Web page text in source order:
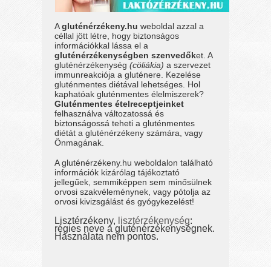
Agluténérzékeny.hu weboldal azzal a
céllal jött létre, hogy biztonságos
információkkal lássa el a
gluténérzékenységben szenvedőket. A
gluténérzékenység(cöliákia) a szervezet
immunreakciója a gluténere. Kezelése
gluténmentes diétával lehetséges. Hol
kaphatóak gluténmentes élelmiszerek?
Gluténmentes ételreceptjeinket
felhasználva változatossá és
biztonságossá teheti a gluténmentes
diétát a gluténérzékeny számára, vagy
Önmagának.
A gluténérzékeny.hu weboldalon található
információk kizárólag tájékoztató
jellegűek, semmiképpen sem minősülnek
orvosi szakvéleménynek, vagy pótolja az
orvosi kivizsgálást és gyógykezelést!
Lisztérzékeny, lisztérzékenység:
régies neve a gluténérzékenységnek.
Használata nem pontos.